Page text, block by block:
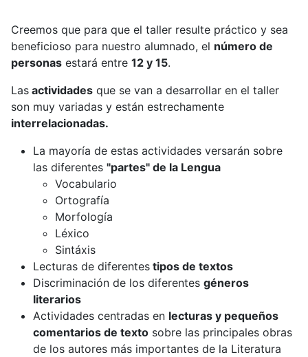
Creemos que para que el taller resulte práctico y sea
beneficioso para nuestro alumnado, el número de
personas estará entre 12 y 15.
Las actividades que se van a desarrollar en el taller
son muy variadas y están estrechamente
interrelacionadas.
La mayoría de estas actividades versarán sobre
las diferentes "partes" de la Lengua
Vocabulario
Ortografía
Morfología
Léxico
Sintáxis
Lecturas de diferentes tipos de textos
Discriminación de los diferentes géneros
literarios
Actividades centradas en lecturas y pequeños
comentarios de texto sobre las principales obras
de los autores más importantes de la Literatura